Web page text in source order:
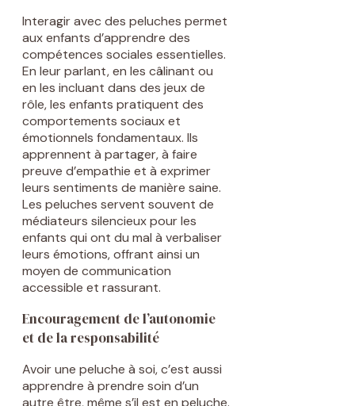
Interagir avec des peluches permet
aux enfants d’apprendre des
compétences sociales essentielles.
En leur parlant, en les câlinant ou
en les incluant dans des jeux de
rôle, les enfants pratiquent des
comportements sociaux et
émotionnels fondamentaux. Ils
apprennent à partager, à faire
preuve d’empathie et à exprimer
leurs sentiments de manière saine.
Les peluches servent souvent de
médiateurs silencieux pour les
enfants qui ont du mal à verbaliser
leurs émotions, offrant ainsi un
moyen de communication
accessible et rassurant.
Encouragement de l’autonomie
et de la responsabilité
Avoir une peluche à soi, c’est aussi
apprendre à prendre soin d’un
autre être, même s’il est en peluche.